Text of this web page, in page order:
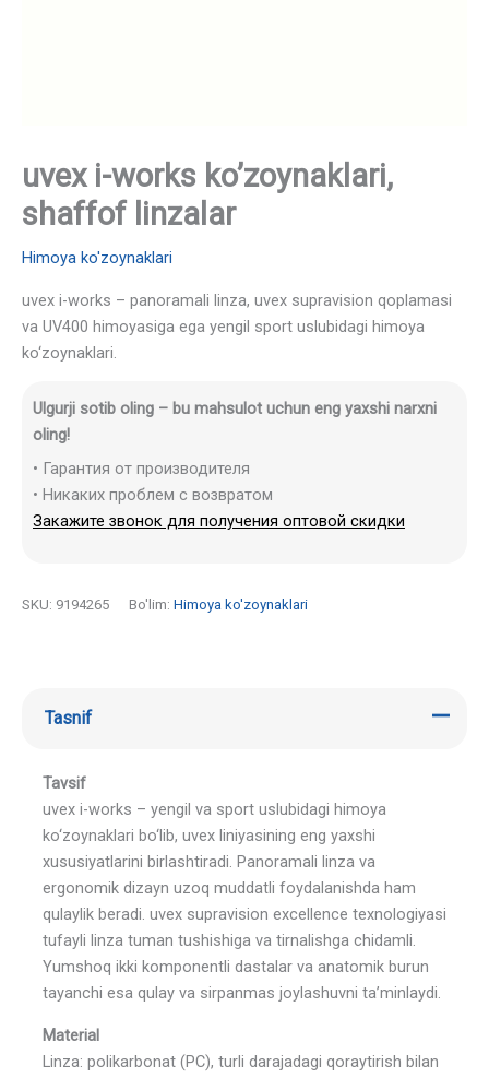
uvex i-works ko’zoynaklari,
shaffof linzalar
Himoya ko'zoynaklari
uvex i-works – panoramali linza, uvex supravision qoplamasi
va UV400 himoyasiga ega yengil sport uslubidagi himoya
ko‘zoynaklari.
Ulgurji sotib oling – bu mahsulot uchun eng yaxshi narxni
oling!
• Гарантия от производителя
• Никаких проблем с возвратом
Закажите звонок для получения оптовой скидки
SKU: 9194265 Bo'lim: Himoya ko'zoynaklari
Tasnif
Tavsif
uvex i-works – yengil va sport uslubidagi himoya
ko‘zoynaklari bo‘lib, uvex liniyasining eng yaxshi
xususiyatlarini birlashtiradi. Panoramali linza va
ergonomik dizayn uzoq muddatli foydalanishda ham
qulaylik beradi. uvex supravision excellence texnologiyasi
tufayli linza tuman tushishiga va tirnalishga chidamli.
Yumshoq ikki komponentli dastalar va anatomik burun
tayanchi esa qulay va sirpanmas joylashuvni ta’minlaydi.
Material
Linza: polikarbonat (PC), turli darajadagi qoraytirish bilan